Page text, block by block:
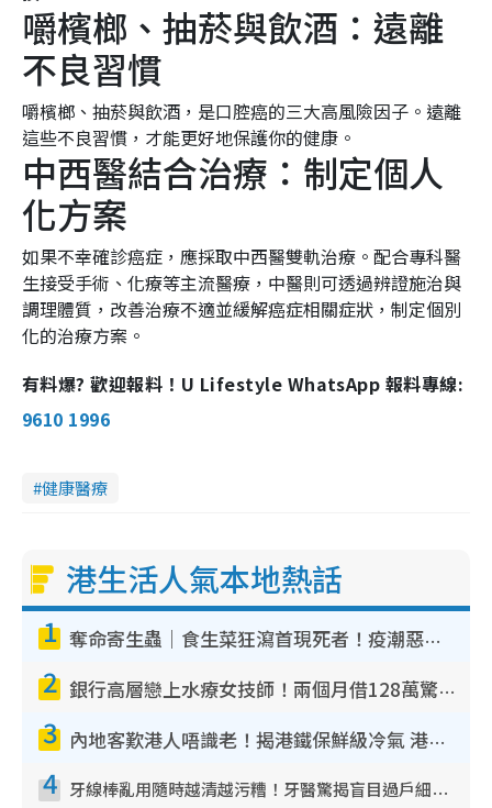
嚼檳榔、抽菸與飲酒：遠離
不良習慣
嚼檳榔、抽菸與飲酒，是口腔癌的三大高風險因子。遠離
這些不良習慣，才能更好地保護你的健康。
中西醫結合治療：制定個人
化方案
如果不幸確診癌症，應採取中西醫雙軌治療。配合專科醫
生接受手術、化療等主流醫療，中醫則可透過辨證施治與
調理體質，改善治療不適並緩解癌症相關症狀，制定個別
化的治療方案。
有料爆? 歡迎報料！U Lifestyle WhatsApp 報料專線:
9610 1996
健康醫療
港生活人氣本地熱話
1 奪命寄生蟲｜食生菜狂瀉首現死者！疫潮惡化錄1.8萬宗病例 揭洗菜3大謬誤
2 銀行高層戀上水療女技師！兩個月借128萬驚覺「沉船」沉落火海 揭背後疑似邪教操控賣淫
3 內地客歎港人唔識老！揭港鐵保鮮級冷氣 港人求放過：咪投訴
4 牙線棒亂用隨時越清越污糟！牙醫驚揭盲目過戶細菌恐致蛀牙：呢種先係日常真保養